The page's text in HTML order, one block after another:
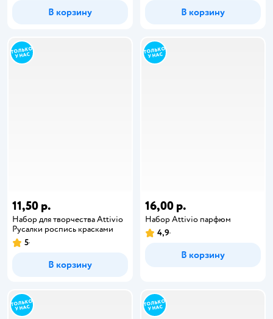
В корзину В корзину
11,50 р.
Набор для творчества Attivio
Русалки роспись красками
5
В корзину
16,00 р.
Набор Attivio парфюм
4,9
В корзину